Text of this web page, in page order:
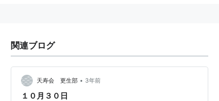
関連ブログ
天寿会 更生部 • 3年前
１０月３０日